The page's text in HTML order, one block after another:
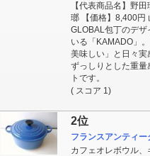
【代表商品名】
瑯 【価格】8,400円
GLOBAL包丁のデ
いる「KAMADO」
美味しい」と日々
ずっしりとした重
トです。
( スコア 1)
2位
フランスアンティ
カフェオレボウル